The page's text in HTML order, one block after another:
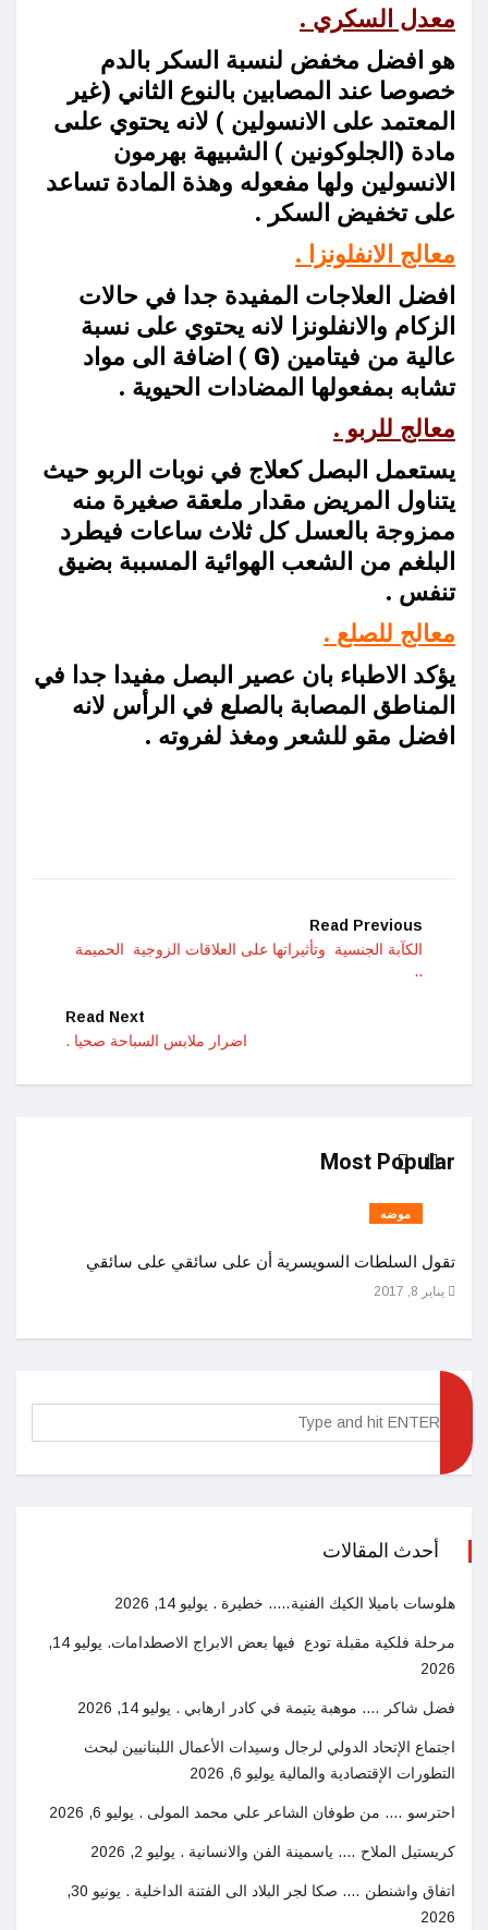
معدل السكري .
هو افضل مخفض لنسبة السكر بالدم
خصوصا عند المصابين بالنوع الثاني (غير
المعتمد على الانسولين ) لانه يحتوي علىى
مادة (الجلوكونين ) الشبيهة بهرمون
الانسولين ولها مفعوله وهذة المادة تساعد
على تخفيض السكر .
معالج الانفلونزا .
افضل العلاجات المفيدة جدا في حالات
الزكام والانفلونزا لانه يحتوي على نسبة
عالية من فيتامين (G ) اضافة الى مواد
تشابه بمفعولها المضادات الحيوية .
معالج للربو .
يستعمل البصل كعلاج في نوبات الربو حيث
يتناول المريض مقدار ملعقة صغيرة منه
ممزوجة بالعسل كل ثلاث ساعات فيطرد
البلغم من الشعب الهوائية المسببة بضيق
تنفس .
معالج للصلع .
يؤكد الاطباء بان عصير البصل مفيدا جدا في
المناطق المصابة بالصلع في الرأس لانه
افضل مقو للشعر ومغذ لفروته .
Read Previous
الكآبة الجنسية وتأثيراتها على العلاقات الزوجية الحميمة
..
Read Next
اضرار ملابس السباحة صحيا .
Most Popular
موضه
تقول السلطات السويسرية أن على سائقي على سائقي
يناير 8, 2017
أحدث المقالات
هلوسات باميلا الكيك الفنية….. خطيرة . يوليو 14, 2026
مرحلة فلكية مقبلة تودع فيها بعض الابراج الاصطدامات.
يوليو 14,
2026
فضل شاكر …. موهبة يتيمة في كادر ارهابي . يوليو 14, 2026
اجتماع الإتحاد الدولي لرجال وسيدات الأعمال اللبنانيين لبحث
التطورات الإقتصادية والمالية يوليو 6, 2026
احترسو …. من طوفان الشاعر علي محمد المولى . يوليو 6, 2026
كريستيل الملاح …. ياسمينة الفن والانسانية . يوليو 2, 2026
اتفاق واشنطن …. صكا لجر البلاد الى الفتنة الداخلية .
يونيو 30,
2026